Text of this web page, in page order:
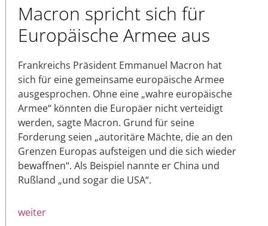
Macron spricht sich für
Europäische Armee aus
Frankreichs Präsident Emmanuel Macron hat
sich für eine gemeinsame europäische Armee
ausgesprochen. Ohne eine „wahre europäische
Armee“ könnten die Europäer nicht verteidigt
werden, sagte Macron. Grund für seine
Forderung seien „autoritäre Mächte, die an den
Grenzen Europas aufsteigen und die sich wieder
bewaffnen“. Als Beispiel nannte er China und
Rußland „und sogar die USA“.
weiter